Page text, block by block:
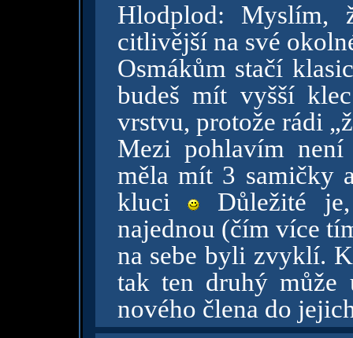
Hlodplod:
citlivější na své
Osmákům stačí
budeš mít vyšší
vrstvu, protože rádi
Mezi pohlavím
měla mít 3 samičky
kluci
Důležité
najednou (čím více
na sebe byli zvyklí.
tak ten druhý může
nového člena do